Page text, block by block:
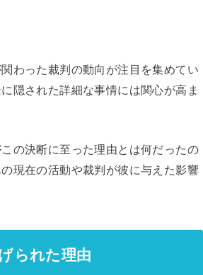
わった裁判の動向が注目を集めてい
隠された詳細な事情には関心が高ま
の決断に至った理由とは何だったの
現在の活動や裁判が彼に与えた影響
られた理由